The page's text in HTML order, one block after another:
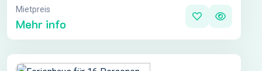
Mietpreis
Mehr info